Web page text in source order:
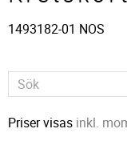
1493182-01 NOS
Priser visas inkl.